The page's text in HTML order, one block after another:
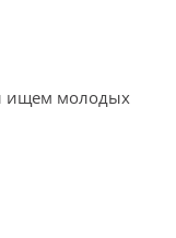
ищем молодых